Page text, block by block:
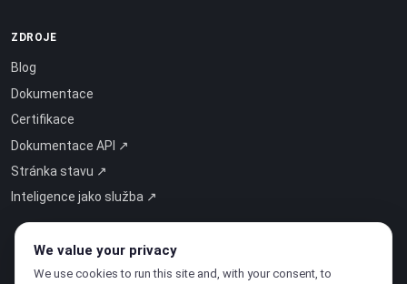
ZDROJE
Blog
Dokumentace
Certifikace
Dokumentace API ↗
Stránka stavu ↗
Inteligence jako služba ↗
We value your privacy
We use cookies to run this site and, with your consent, to